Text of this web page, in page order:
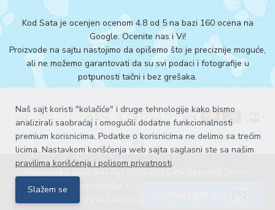
Naš sajt koristi "kolačiće" i druge tehnologije kako bismo
analizirali saobraćaj i omogućili dodatne funkcionalnosti
premium korisnicima. Podatke o korisnicima ne delimo sa trećim
licima. Nastavkom korišćenja web sajta saglasni ste sa našim
pravilima korišćenja i polisom privatnosti.
Slažem se
Kod Sata je ocenjen ocenom 4.8 od 5 na bazi 160 ocena na
Google.Ocenite nas i Vi!
Proizvode na sajtu nastojimo da opišemo što je preciznije moguće,
ali ne možemo garantovati da su svi podaci i fotografije u
potpunosti tačni i bez grešaka.
Acana hrana za pse i mačke, Orijen hrana za pse i mačke ©. Sva